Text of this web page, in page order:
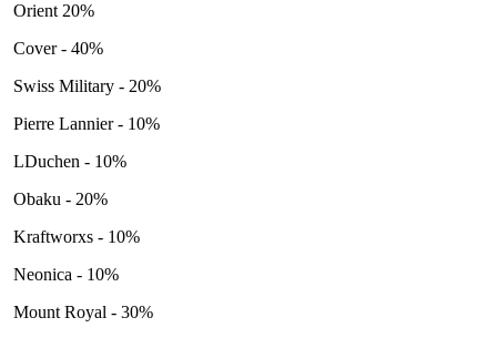
Orient 20%
Cover - 40%
Swiss Military - 20%
Pierre Lannier - 10%
LDuchen - 10%
Obaku - 20%
Kraftworxs - 10%
Neonica - 10%
Mount Royal - 30%